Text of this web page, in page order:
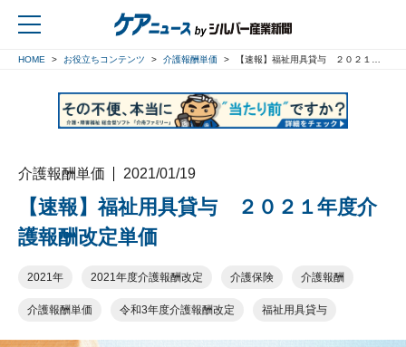
HOME お役立ちコンテンツ 介護報酬単価 【速報】福祉用具貸与 ２０２１年度介護報酬改定単価
介護報酬単価 2021/01/19
【速報】福祉用具貸与 ２０２１年度介
護報酬改定単価
2021年 2021年度介護報酬改定 介護保険 介護報酬
介護報酬単価 令和3年度介護報酬改定 福祉用具貸与